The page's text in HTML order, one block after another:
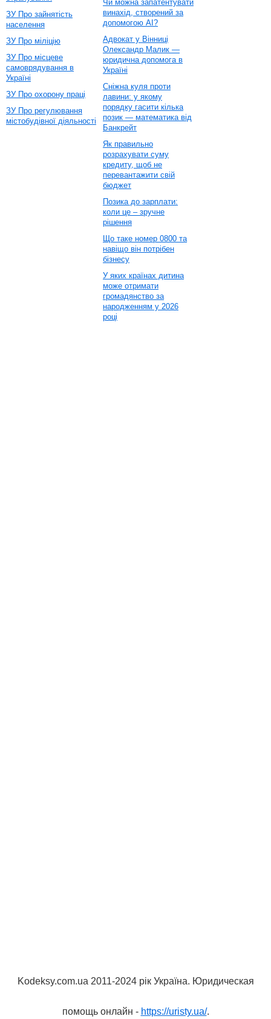
ЗУ Про зайнятість
населення
ЗУ Про міліцію
ЗУ Про місцеве
самоврядування в
Україні
ЗУ Про охорону праці
ЗУ Про регулювання
містобудівної діяльності
Чи можна запатентувати
винахід, створений за
допомогою AI?
Адвокат у Вінниці
Олександр Малик —
юридична допомога в
Україні
Сніжна куля проти
лавини: у якому
порядку гасити кілька
позик — математика від
Банкрейт
Як правильно
розрахувати суму
кредиту, щоб не
перевантажити свій
бюджет
Позика до зарплати:
коли це – зручне
рішення
Що таке номер 0800 та
навіщо він потрібен
бізнесу
У яких країнах дитина
може отримати
громадянство за
народженням у 2026
році
Kodeksy.com.ua 2011-2024 рік Україна. Юридическая
помощь онлайн - https://uristy.ua/.